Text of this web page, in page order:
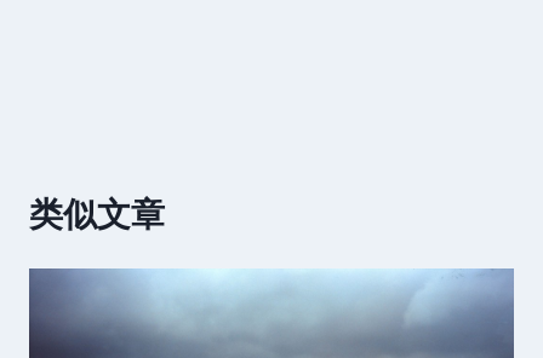
类似文章